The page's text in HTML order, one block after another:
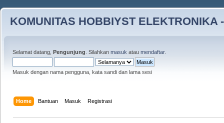
KOMUNITAS HOBBIYST ELEKTRONIKA
Selamat datang, Pengunjung . Silahkan masuk atau mendaftar.
Masuk dengan nama pengguna, kata sandi dan lama sesi
Home Bantuan Masuk Registrasi